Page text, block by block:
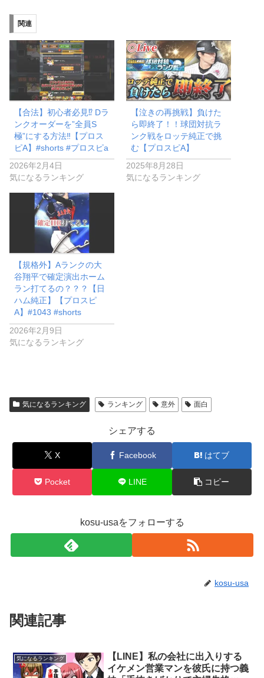
み
中…
関連
【合法】初心者必見⁉︎ Dラ
ンクオーダーを”全員S
極”にする方法‼︎【プロス
ピA】#shorts #プロスピa
2026年2月4日
気になるランキング
【泣きの再挑戦】負けた
ら即終了！！球団対抗ラ
ンク戦をロッテ純正で挑
む【プロスピA】
2025年8月28日
気になるランキング
【規格外】Aランクの大
谷翔平で確定演出ホーム
ラン打てるの？？？【日
ハム純正】【プロスピ
A】#1043 #shorts
2026年2月9日
気になるランキング
気になるランキング ランキング 意外 面白
シェアする
X Facebook はてブ
Pocket LINE コピー
kosu-usaをフォローする
kosu-usa
関連記事
気になるランキング
【LINE】私の会社に出入りする
イケメン営業マンを彼氏に持つ義